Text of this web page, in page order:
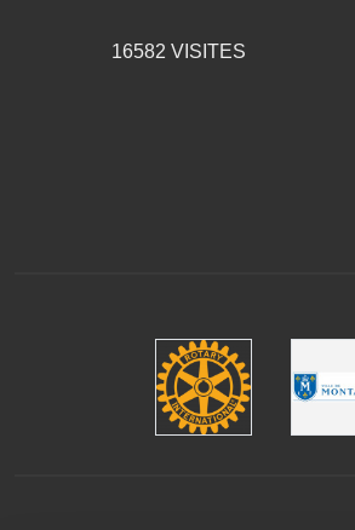
16582 VISITES